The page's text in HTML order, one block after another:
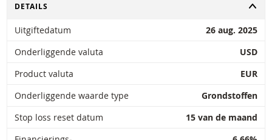
TOGGLE
DETAILS
Uitgiftedatum
26 aug. 2025
Onderliggende valuta
USD
Product valuta
EUR
Onderliggende waarde type
Grondstoffen
Stop loss reset datum
15 van de maand